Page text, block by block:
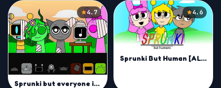
4.7
Sprunki but everyone is alive
4.6
Sprunki But Human [ALL CHARACTERS]